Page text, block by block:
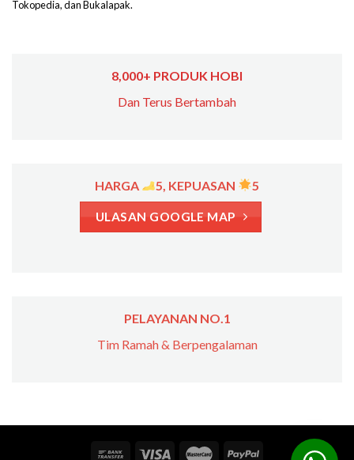
Tokopedia, dan Bukalapak.
8,000+ PRODUK HOBI
Dan Terus Bertambah
HARGA 5, KEPUASAN 5
ULASAN GOOGLE MAP
PELAYANAN NO.1
Tim Ramah & Berpengalaman